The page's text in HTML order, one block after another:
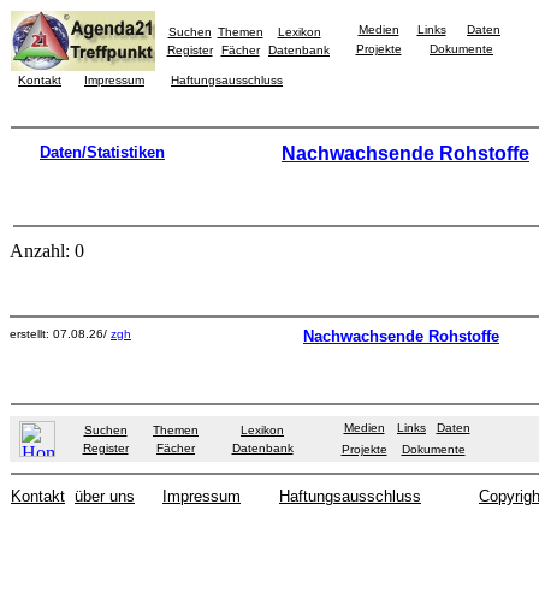
Suchen Themen
Lexikon
Register
Fächer Datenbank
Medien Links
Daten
Projekte
Dokumente
Kontakt Impressum Haftungsausschluss
Daten/Statistiken Nachwachsende Rohstoffe
Anzahl: 0
erstellt: 07.08.26/ zgh Nachwachsende Rohstoffe
Suchen Themen
Lexikon
Register
Fächer Datenbank
Medien Links
Daten
Projekte
Dokumente
Kontakt über uns Impressum Haftungsausschluss